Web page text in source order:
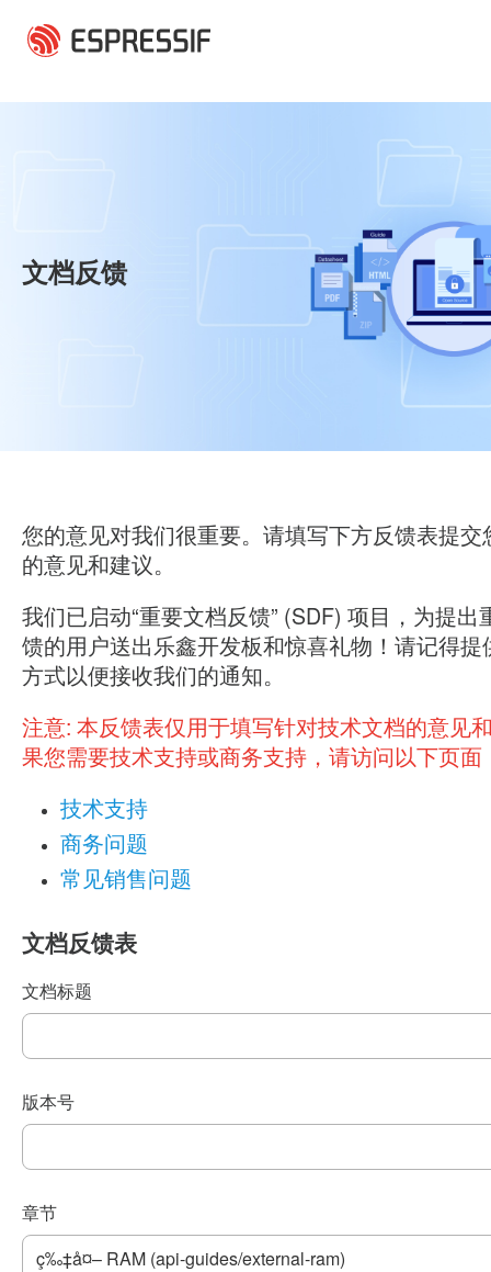
文档反馈
您的意见对我们很重要。请填写下方反馈表提交
的意见和建议。
我们已启动“重要文档反馈” (SDF) 项目，为提出
馈的用户送出乐鑫开发板和惊喜礼物！请记得提
方式以便接收我们的通知。
注意: 本反馈表仅用于填写针对技术文档的意见
果您需要技术支持或商务支持，请访问以下页面
技术支持
商务问题
常见销售问题
文档反馈表
文档标题
版本号
章节